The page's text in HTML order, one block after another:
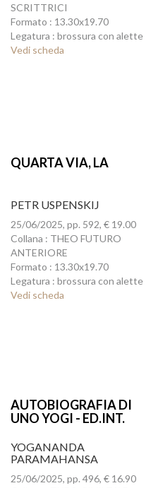
SCRITTRICI
Formato : 13.30x19.70
Legatura : brossura con alette
Vedi scheda
QUARTA VIA, LA
PETR USPENSKIJ
25/06/2025, pp. 592, € 19.00
Collana : THEO FUTURO
ANTERIORE
Formato : 13.30x19.70
Legatura : brossura con alette
Vedi scheda
AUTOBIOGRAFIA DI
UNO YOGI - ED.INT.
YOGANANDA
PARAMAHANSA
25/06/2025, pp. 496, € 16.90